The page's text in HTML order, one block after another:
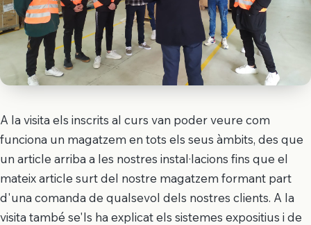
A la visita els inscrits al curs van poder veure com
funciona un magatzem en tots els seus àmbits, des que
un article arriba a les nostres instal·lacions fins que el
mateix article surt del nostre magatzem formant part
d'una comanda de qualsevol dels nostres clients. A la
visita també se'ls ha explicat els sistemes expositius i de